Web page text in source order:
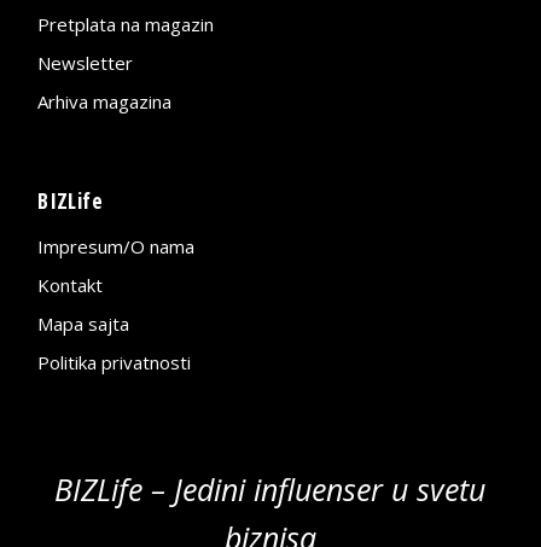
Pretplata na magazin
Newsletter
Arhiva magazina
BIZLife
Impresum/O nama
Kontakt
Mapa sajta
Politika privatnosti
BIZLife – Jedini influenser u svetu
biznisa